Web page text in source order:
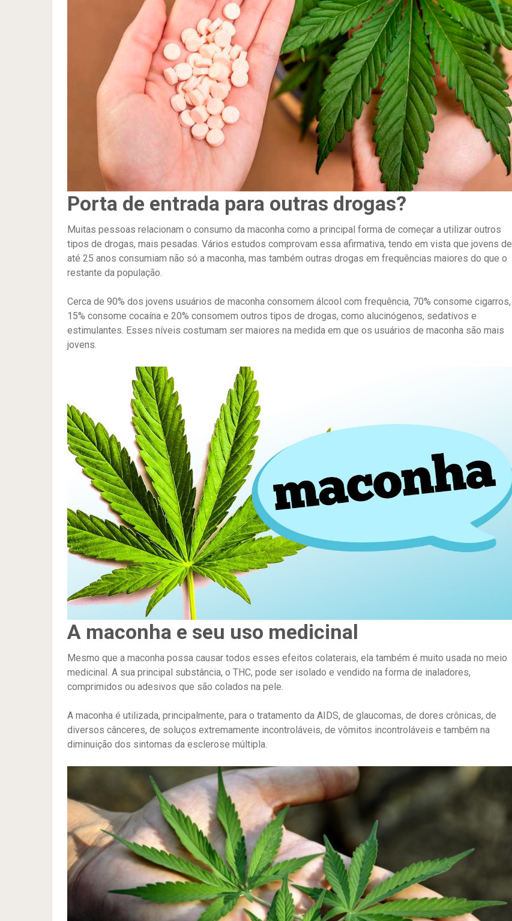
Porta de entrada para outras drogas?
Muitas pessoas relacionam o consumo da maconha como a principal forma de começar a utilizar outros
tipos de drogas, mais pesadas. Vários estudos comprovam essa afirmativa, tendo em vista que jovens de
até 25 anos consumiam não só a maconha, mas também outras drogas em frequências maiores do que o
restante da população.
Cerca de 90% dos jovens usuários de maconha consomem álcool com frequência, 70% consome cigarros,
15% consome cocaína e 20% consomem outros tipos de drogas, como alucinógenos, sedativos e
estimulantes. Esses níveis costumam ser maiores na medida em que os usuários de maconha são mais
jovens.
A maconha e seu uso medicinal
Mesmo que a maconha possa causar todos esses efeitos colaterais, ela também é muito usada no meio
medicinal. A sua principal substância, o THC, pode ser isolado e vendido na forma de inaladores,
comprimidos ou adesivos que são colados na pele.
A maconha é utilizada, principalmente, para o tratamento da AIDS, de glaucomas, de dores crônicas, de
diversos cânceres, de soluços extremamente incontroláveis, de vômitos incontroláveis e também na
diminuição dos sintomas da esclerose múltipla.